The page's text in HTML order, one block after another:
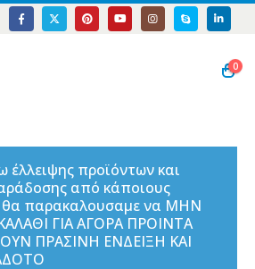
0
έλλειψης προϊόντων και
από κάποιους
θα παρακαλουσαμε να ΜΗΝ
ΓΙΑ ΑΓΟΡΑ ΠΡΟΙΝΤΑ
ΠΡΑΣΙΝΗ ΕΝΔΕΙΞΗ ΚΑΙ